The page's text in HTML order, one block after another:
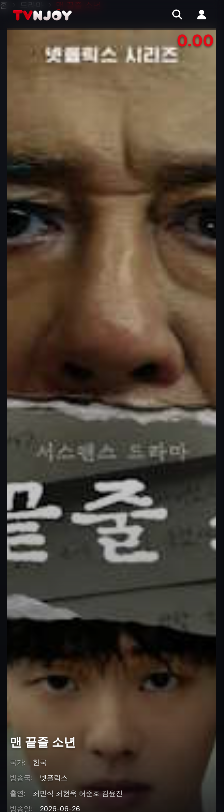
홈 드라마 맨 끝줄 소년
맨 끝줄 소년
국가:
한국
방송국:
넷플릭스
출연:
최민식 최현욱 허준호 김윤진
방송일:
2026-06-26
0.00